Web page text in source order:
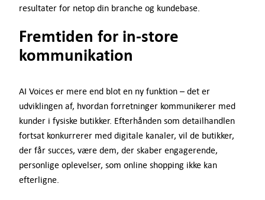
resultater for netop din branche og kundebase.
Fremtiden for in-store
kommunikation
AI Voices er mere end blot en ny funktion – det er
udviklingen af, hvordan forretninger kommunikerer med
kunder i fysiske butikker. Efterhånden som detailhandlen
fortsat konkurrerer med digitale kanaler, vil de butikker,
der får succes, være dem, der skaber engagerende,
personlige oplevelser, som online shopping ikke kan
efterligne.